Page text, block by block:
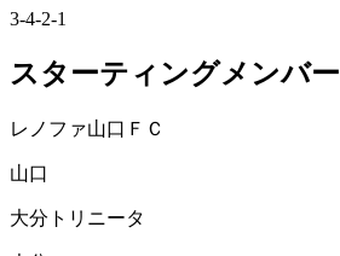
3-4-2-1
スターティングメンバー
レノファ山口ＦＣ
山口
大分トリニータ